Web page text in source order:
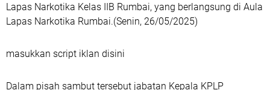
Lapas Narkotika Kelas IIB Rumbai, yang berlangsung di Aula
Lapas Narkotika Rumbai.(Senin, 26/05/2025)
masukkan script iklan disini
Dalam pisah sambut tersebut jabatan Kepala KPLP